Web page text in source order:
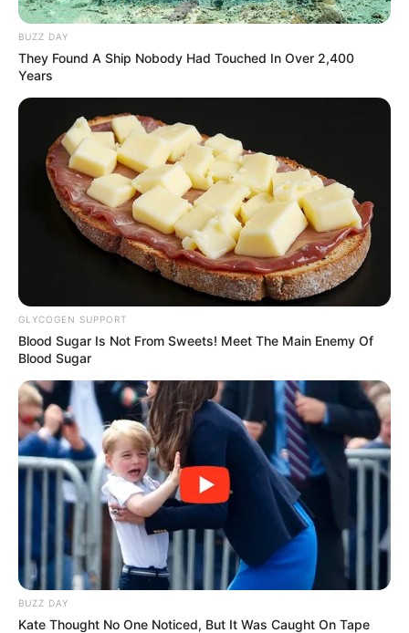
BUZZ DAY
They Found A Ship Nobody Had Touched In Over 2,400
Years
GLYCOGEN SUPPORT
Blood Sugar Is Not From Sweets! Meet The Main Enemy Of
Blood Sugar
BUZZ DAY
Kate Thought No One Noticed, But It Was Caught On Tape